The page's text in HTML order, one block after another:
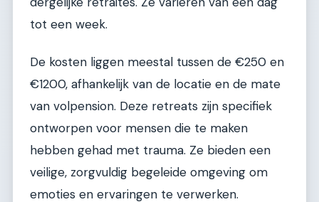
tot een week.
De kosten liggen meestal tussen de €250 en
€1200, afhankelijk van de locatie en de mate
van volpension. Deze retreats zijn specifiek
ontworpen voor mensen die te maken
hebben gehad met trauma. Ze bieden een
veilige, zorgvuldig begeleide omgeving om
emoties en ervaringen te verwerken.